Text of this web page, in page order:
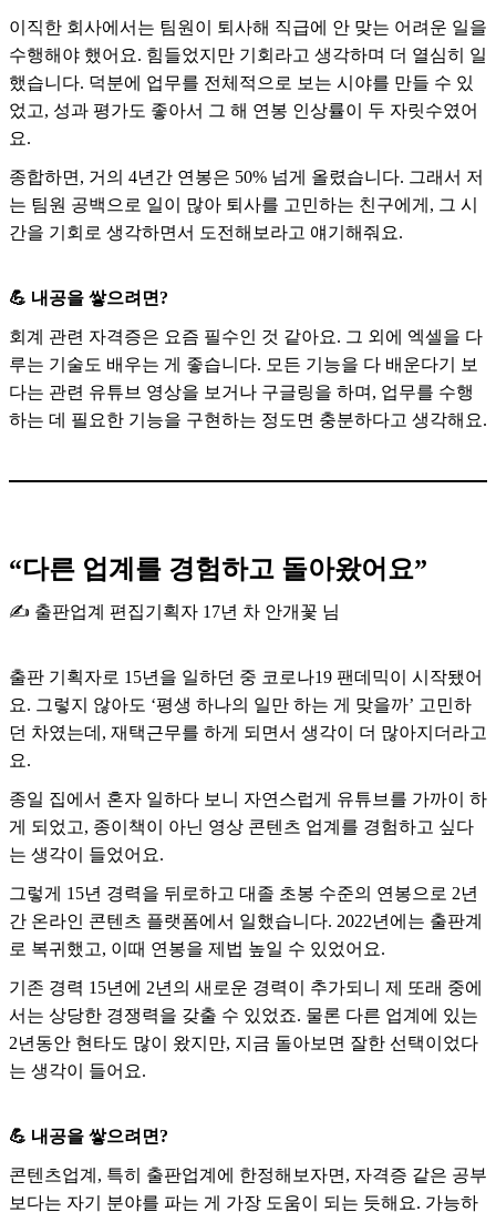
이직한 회사에서는 팀원이 퇴사해 직급에 안 맞는 어려운 일을
수행해야 했어요. 힘들었지만 기회라고 생각하며 더 열심히 일
했습니다. 덕분에 업무를 전체적으로 보는 시야를 만들 수 있
었고, 성과 평가도 좋아서 그 해 연봉 인상률이 두 자릿수였어
요.
종합하면, 거의 4년간 연봉은 50% 넘게 올렸습니다. 그래서 저
는 팀원 공백으로 일이 많아 퇴사를 고민하는 친구에게, 그 시
간을 기회로 생각하면서 도전해보라고 얘기해줘요.
💪 내공을 쌓으려면?
회계 관련 자격증은 요즘 필수인 것 같아요. 그 외에 엑셀을 다
루는 기술도 배우는 게 좋습니다. 모든 기능을 다 배운다기 보
다는 관련 유튜브 영상을 보거나 구글링을 하며, 업무를 수행
하는 데 필요한 기능을 구현하는 정도면 충분하다고 생각해요.
“다른 업계를 경험하고 돌아왔어요”
✍️ 출판업계 편집기획자 17년 차 안개꽃 님
출판 기획자로 15년을 일하던 중 코로나19 팬데믹이 시작됐어
요. 그렇지 않아도 ‘평생 하나의 일만 하는 게 맞을까’ 고민하
던 차였는데, 재택근무를 하게 되면서 생각이 더 많아지더라고
요.
종일 집에서 혼자 일하다 보니 자연스럽게 유튜브를 가까이 하
게 되었고, 종이책이 아닌 영상 콘텐츠 업계를 경험하고 싶다
는 생각이 들었어요.
그렇게 15년 경력을 뒤로하고 대졸 초봉 수준의 연봉으로 2년
간 온라인 콘텐츠 플랫폼에서 일했습니다. 2022년에는 출판계
로 복귀했고, 이때 연봉을 제법 높일 수 있었어요.
기존 경력 15년에 2년의 새로운 경력이 추가되니 제 또래 중에
서는 상당한 경쟁력을 갖출 수 있었죠. 물론 다른 업계에 있는
2년동안 현타도 많이 왔지만, 지금 돌아보면 잘한 선택이었다
는 생각이 들어요.
💪 내공을 쌓으려면?
콘텐츠업계, 특히 출판업계에 한정해보자면, 자격증 같은 공부
보다는 자기 분야를 파는 게 가장 도움이 되는 듯해요. 가능하